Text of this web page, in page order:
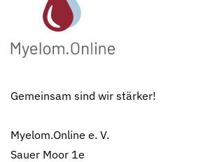
Gemeinsam sind wir stärker!
Myelom.Online e. V.
Sauer Moor 1e